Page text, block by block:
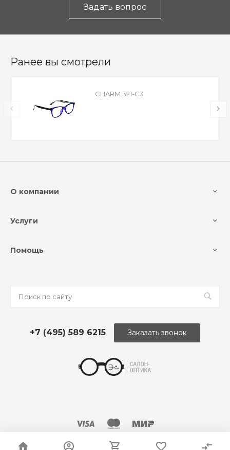
Задать вопрос
Ранее вы смотрели
CHARM 321-C3
О компании
Услуги
Помощь
+7 (495) 589 6215 Заказать звонок